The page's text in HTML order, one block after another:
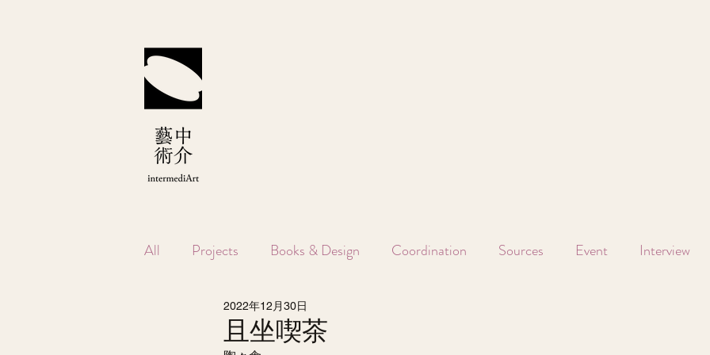
All Projects Books & Design Coordination Sources Event Interview
且坐喫茶
2022年12月30日